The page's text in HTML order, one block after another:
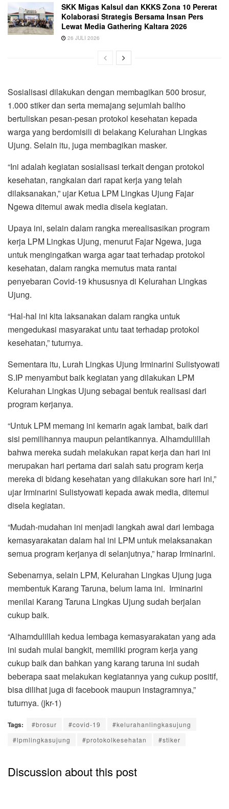
SKK Migas Kalsul dan KKKS Zona 10 Pererat
Kolaborasi Strategis Bersama Insan Pers
Lewat Media Gathering Kaltara 2026
26 JULI 2026
Sosialisasi dilakukan dengan membagikan 500 brosur,
1.000 stiker dan serta memajang sejumlah baliho
bertuliskan pesan-pesan protokol kesehatan kepada
warga yang berdomisili di belakang Kelurahan Lingkas
Ujung. Selain itu, juga membagikan masker.
“Ini adalah kegiatan sosialisasi terkait dengan protokol
kesehatan, rangkaian dari rapat kerja yang telah
dilaksanakan,” ujar Ketua LPM Lingkas Ujung Fajar
Ngewa ditemui awak media disela kegiatan.
Upaya ini, selain dalam rangka merealisasikan program
kerja LPM Lingkas Ujung, menurut Fajar Ngewa, juga
untuk mengingatkan warga agar taat terhadap protokol
kesehatan, dalam rangka memutus mata rantai
penyebaran Covid-19 khususnya di Kelurahan Lingkas
Ujung.
“Hal-hal ini kita laksanakan dalam rangka untuk
mengedukasi masyarakat untu taat terhadap protokol
kesehatan,” tuturnya.
Sementara itu, Lurah Lingkas Ujung Irminarini Sulistyowati
S.IP menyambut baik kegiatan yang dilakukan LPM
Kelurahan Lingkas Ujung sebagai bentuk realisasi dari
program kerjanya.
“Untuk LPM memang ini kemarin agak lambat, baik dari
sisi pemilihannya maupun pelantikannya. Alhamdulillah
bahwa mereka sudah melakukan rapat kerja dan hari ini
merupakan hari pertama dari salah satu program kerja
mereka di bidang kesehatan yang dilakukan sore hari ini,”
ujar Irminarini Sulistyowati kepada awak media, ditemui
disela kegiatan.
“Mudah-mudahan ini menjadi langkah awal dari lembaga
kemasyarakatan dalam hal ini LPM untuk melaksanakan
semua program kerjanya di selanjutnya,” harap Irminarini.
Sebenarnya, selain LPM, Kelurahan Lingkas Ujung juga
membentuk Karang Taruna, belum lama ini. Irminarini
menilai Karang Taruna Lingkas Ujung sudah berjalan
cukup baik.
“Alhamdulillah kedua lembaga kemasyarakatan yang ada
ini sudah mulai bangkit, memiliki program kerja yang
cukup baik dan bahkan yang karang taruna ini sudah
beberapa saat melakukan kegiatannya yang cukup positif,
bisa dilihat juga di facebook maupun instagramnya,”
tuturnya. (jkr-1)
Tags: #brosur #covid-19
#kelurahanlingkasujung
#lpmlingkasujung
#protokolkesehatan #stiker
Discussion about this post